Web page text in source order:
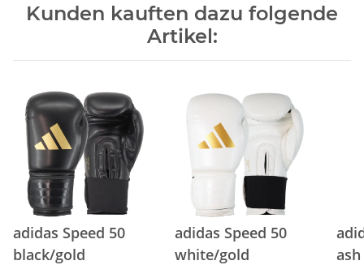
Kunden kauften dazu folgende
Artikel:
adidas Speed 50
black/gold
adidas Speed 50
white/gold